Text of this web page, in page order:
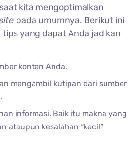
kita mengoptimalkan
pada umumnya. Berikut ini
tips yang dapat Anda jadikan
konten Anda.
mengambil kutipan dari sumber
informasi. Baik itu makna yang
ataupun kesalahan “kecil”